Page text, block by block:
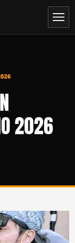
2026